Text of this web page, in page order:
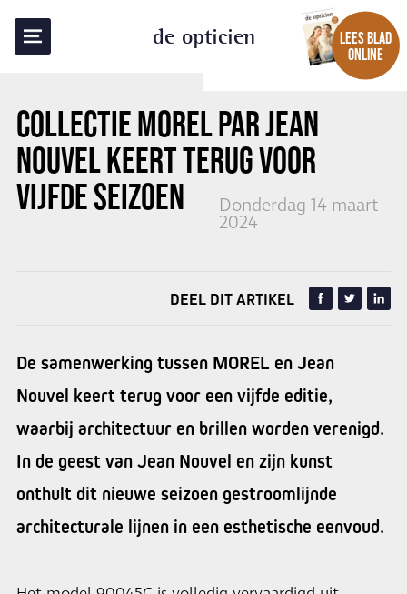
de opticien
LEES BLAD
ONLINE
COLLECTIEMOREL PAR JEAN
NOUVELKEERT TERUG VOOR
VIJFDE SEIZOEN
Donderdag 14 maart
2024
TERUG NAAR OVERZICHT
DEEL DIT ARTIKEL
De samenwerking tussen MOREL en Jean
Nouvel keert terug voor een vijfde editie,
waarbij architectuur en brillen worden verenigd.
In de geest van Jean Nouvel en zijn kunst
onthult dit nieuwe seizoen gestroomlijnde
architecturale lijnen in een esthetische eenvoud.